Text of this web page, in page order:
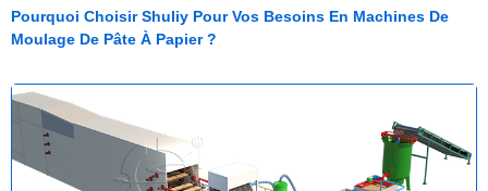
Pourquoi Choisir Shuliy Pour Vos Besoins En Machines De
Moulage De Pâte À Papier ?